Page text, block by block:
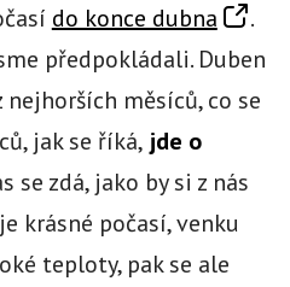
do konce dubna
.
předpokládali. Duben
měsíců, co se
jak se říká, jde o
se zdá, jako by si z nás
krásné počasí, venku
teploty, pak se ale